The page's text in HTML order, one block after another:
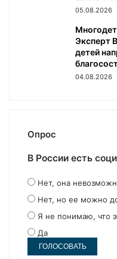
05.08.2026
Эксперт
детей
04.08.2026
Опрос
В России есть
Нет, она
Нет, но ее можно
Я не понимаю, что
Да